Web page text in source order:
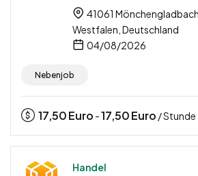
41061
Westfalen, Deutschland
04/08/2026
Nebenjob
17,50Euro -17,50Euro / Stunde
Handel